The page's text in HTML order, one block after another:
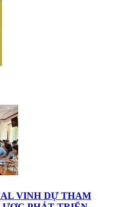
VINH DỰ THAM